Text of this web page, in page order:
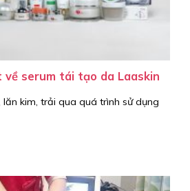
về serum tái tạo da Laaskin
kim, trải qua quá trình sử dụng